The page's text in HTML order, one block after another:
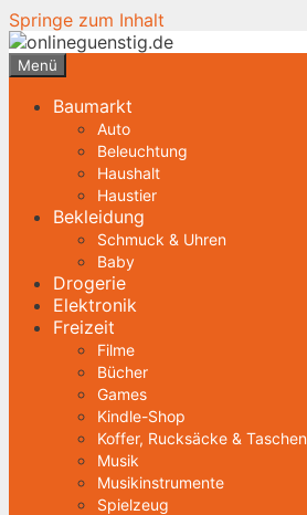
Springe zum Inhalt
Menü
Baumarkt
Auto
Beleuchtung
Haushalt
Haustier
Bekleidung
Schmuck & Uhren
Baby
Drogerie
Elektronik
Freizeit
Filme
Bücher
Games
Kindle-Shop
Koffer, Rucksäcke & Taschen
Musik
Musikinstrumente
Spielzeug